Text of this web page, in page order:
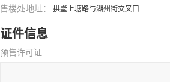
售楼处地址： 拱墅上塘路与湖州街交叉口
证件信息
预售许可证